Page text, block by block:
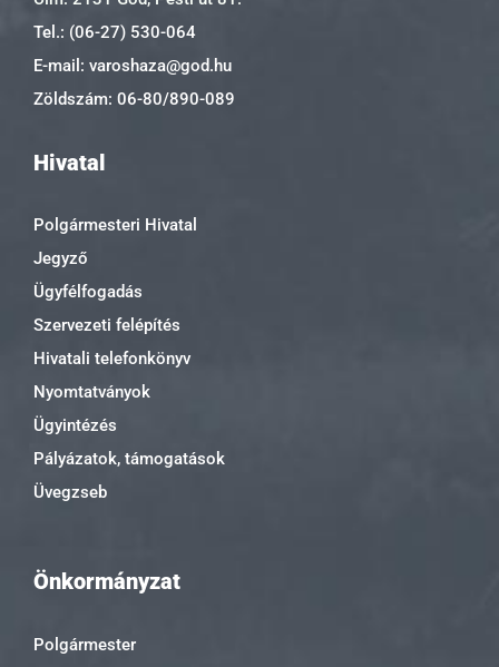
Tel.: (06-27) 530-064
E-mail: varoshaza@god.hu
Zöldszám: 06-80/890-089
Hivatal
Polgármesteri Hivatal
Jegyző
Ügyfélfogadás
Szervezeti felépítés
Hivatali telefonkönyv
Nyomtatványok
Ügyintézés
Pályázatok, támogatások
Üvegzseb
Önkormányzat
Polgármester